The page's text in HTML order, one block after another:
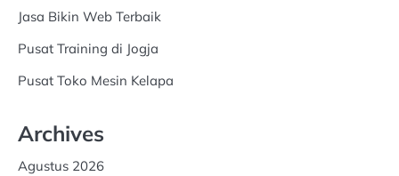
Jasa Bikin Web Terbaik
Pusat Training di Jogja
Pusat Toko Mesin Kelapa
Archives
Agustus 2026